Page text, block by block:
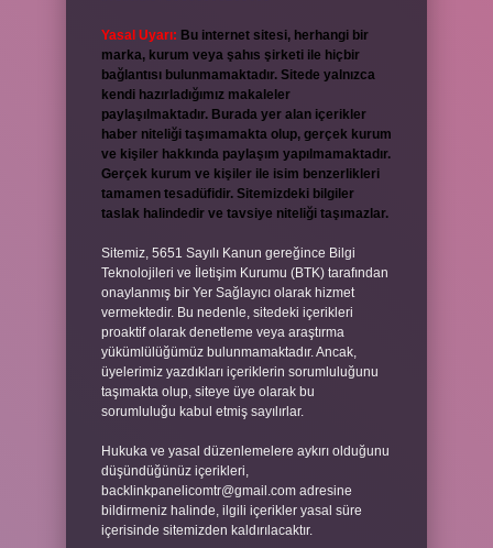
Yasal Uyarı: Bu internet sitesi, herhangi bir
marka, kurum veya şahıs şirketi ile hiçbir
bağlantısı bulunmamaktadır. Sitede yalnızca
kendi hazırladığımız makaleler
paylaşılmaktadır. Burada yer alan içerikler
haber niteliği taşımamakta olup, gerçek kurum
ve kişiler hakkında paylaşım yapılmamaktadır.
Gerçek kurum ve kişiler ile isim benzerlikleri
tamamen tesadüfidir. Sitemizdeki bilgiler
taslak halindedir ve tavsiye niteliği taşımazlar.
Sitemiz, 5651 Sayılı Kanun gereğince Bilgi
Teknolojileri ve İletişim Kurumu (BTK) tarafından
onaylanmış bir Yer Sağlayıcı olarak hizmet
vermektedir. Bu nedenle, sitedeki içerikleri
proaktif olarak denetleme veya araştırma
yükümlülüğümüz bulunmamaktadır. Ancak,
üyelerimiz yazdıkları içeriklerin sorumluluğunu
taşımakta olup, siteye üye olarak bu
sorumluluğu kabul etmiş sayılırlar.
Hukuka ve yasal düzenlemelere aykırı olduğunu
düşündüğünüz içerikleri,
backlinkpanelicomtr@gmail.com adresine
bildirmeniz halinde, ilgili içerikler yasal süre
içerisinde sitemizden kaldırılacaktır.